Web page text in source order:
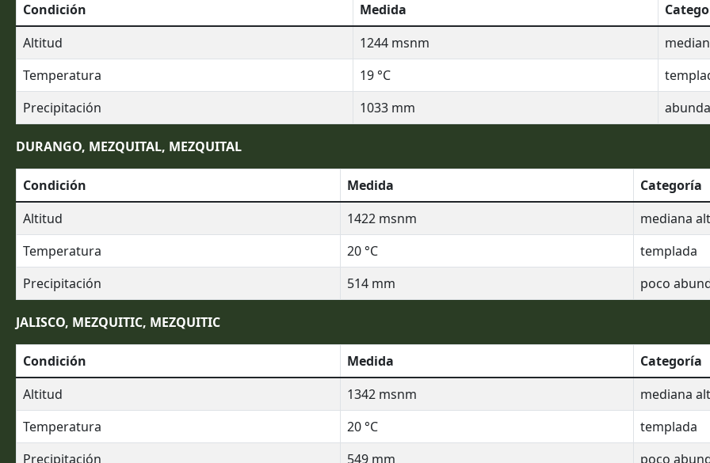
Condición Medida
Altitud
1244 msnm
Temperatura
19 °C
Precipitación
1033 mm
DURANGO, MEZQUITAL, MEZQUITAL
Condición Medida
Categoría
Altitud
1422 msnm
mediana
Temperatura
20 °C
templada
Precipitación
514 mm poco
JALISCO, MEZQUITIC, MEZQUITIC
Condición Medida
Categoría
Altitud
1342 msnm
mediana
Temperatura
20 °C
templada
Precipitación
549 mm poco